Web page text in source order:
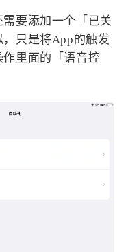
需要添加一个「已关
只是将App的触发
里面的「语音控